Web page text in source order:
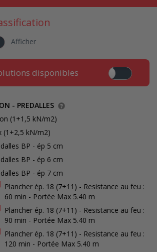
Afficher
disponibles
- PREDALLES
(1+1,5 kN/m2)
(1+2,5 kN/m2)
BP - ép 5 cm
BP - ép 6 cm
BP - ép 7 cm
Plancher ép. 18 (7+11) - Resistance au feu :
60 min - Portée Max 5.40 m
Plancher ép. 18 (7+11) - Resistance au feu :
90 min - Portée Max 5.40 m
Plancher ép. 18 (7+11) - Resistance au feu :
120 min - Portée Max 5.40 m